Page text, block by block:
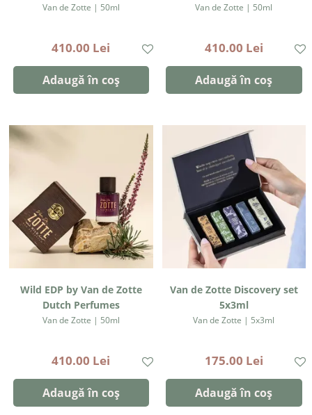
Van de Zotte | 50ml
410.00 Lei
Adaugă în coș
Van de Zotte | 50ml
410.00 Lei
Adaugă în coș
Wild EDP by Van de Zotte
Dutch Perfumes
Van de Zotte | 50ml
410.00 Lei
Adaugă în coș
Van de Zotte Discovery set
5x3ml
Van de Zotte | 5x3ml
175.00 Lei
Adaugă în coș